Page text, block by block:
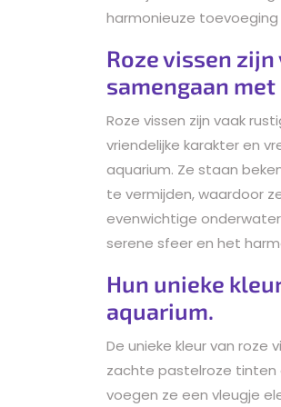
harmonieuze
Roze vissen
samengaan
Roze vissen zijn vaak
vriendelijke karakter en
aquarium. Ze staan
te vermijden, waardoor
evenwichtige
serene sfeer en het
Hun unieke
aquarium.
De unieke kleur van roze
zachte pastelroze tinten
voegen ze een vleugje